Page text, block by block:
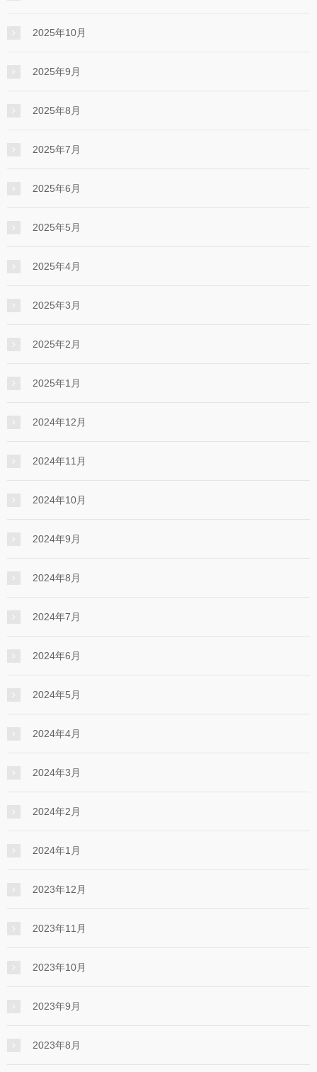
2025年10月
2025年9月
2025年8月
2025年7月
2025年6月
2025年5月
2025年4月
2025年3月
2025年2月
2025年1月
2024年12月
2024年11月
2024年10月
2024年9月
2024年8月
2024年7月
2024年6月
2024年5月
2024年4月
2024年3月
2024年2月
2024年1月
2023年12月
2023年11月
2023年10月
2023年9月
2023年8月